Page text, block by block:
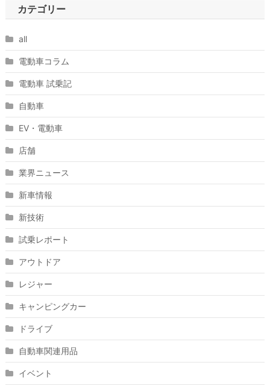
カテゴリー
all
電動車コラム
電動車 試乗記
自動車
EV・電動車
店舗
業界ニュース
新車情報
新技術
試乗レポート
アウトドア
レジャー
キャンピングカー
ドライブ
自動車関連用品
イベント